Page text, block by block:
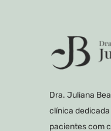
Dra. Juliana
clínica
pacientes com